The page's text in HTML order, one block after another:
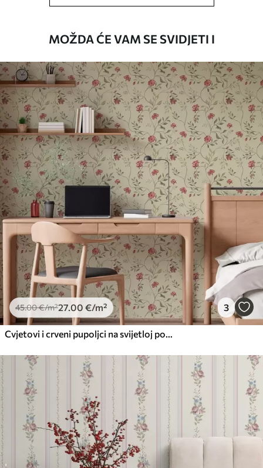
za tapete.
spužvom. Lakirane tapete mogu se čistiti
vodom.
Metoda primjene Besprijekorna primjena
Dostupni materijali
Standard
45.0027.00
Premium
56.6734 .00 €/m²
Premium vinil
66.6740.00€/m²
MOŽDA ĆE VAM SE SVIDJETI I
45.00€/m²27.00 €/m² 3
Cvjetovi i crveni pupoljci na svijetloj pozadini